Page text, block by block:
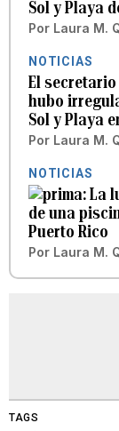
Sol y Playa
Por Laura M.
NOTICIAS
El
hubo
Sol y Playa
Por Laura M.
NOTICIAS
La
de una
Puerto Rico
Por Laura M.
TAGS